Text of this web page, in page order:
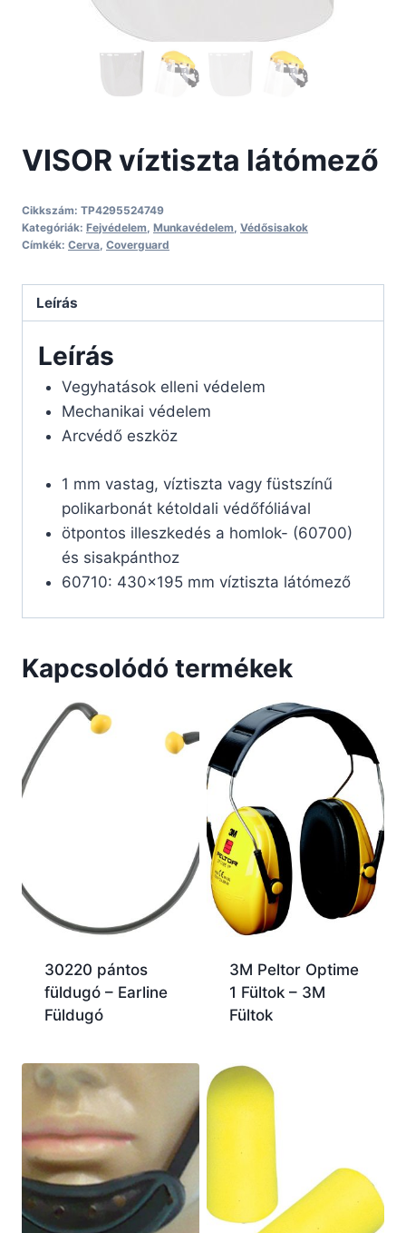
VISOR víztiszta látómező
Cikkszám: TP4295524749
Kategóriák: Fejvédelem Munkavédelem Védősisakok
Címkék: Cerva Coverguard
Leírás
Leírás
Vegyhatások elleni védelem
Mechanikai védelem
Arcvédő eszköz
1 mm vastag, víztiszta vagy füstszínű
polikarbonát kétoldali védőfóliával
ötpontos illeszkedés a homlok- (60700)
és sisakpánthoz
60710: 430×195 mm víztiszta látómező
Kapcsolódó termékek
30220 pántos
füldugó – Earline
Füldugó
3M Peltor Optime
1 Fültok – 3M
Fültok